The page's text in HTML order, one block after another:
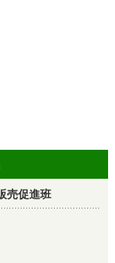
売促進班